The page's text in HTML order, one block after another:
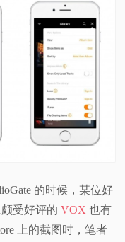
的时候，某位好
颇受好评的VOX 也有
上的截图时，笔者